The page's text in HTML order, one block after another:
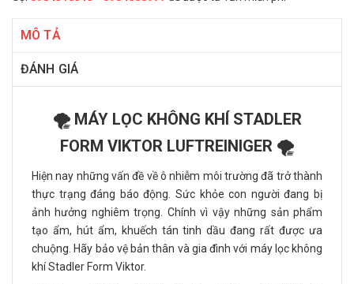
MÔ TẢ
ĐÁNH GIÁ
🌪️ MÁY LỌC KHÔNG KHÍ STADLER
FORM VIKTOR LUFTREINIGER 🌪️
Hiện nay những vấn đề về ô nhiễm môi trường đã trở thành
thực trạng đáng báo động. Sức khỏe con người đang bị
ảnh hưởng nghiêm trọng. Chính vì vậy những sản phẩm
tạo ẩm, hút ẩm, khuếch tán tinh dầu đang rất được ưa
chuộng. Hãy bảo vệ bản thân và gia đình với máy lọc không
khí Stadler Form Viktor.